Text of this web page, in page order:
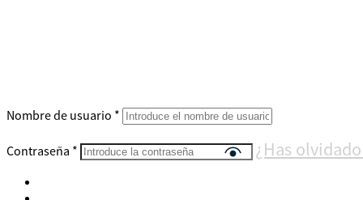
Nombre de usuario *
Contraseña * ¿Has